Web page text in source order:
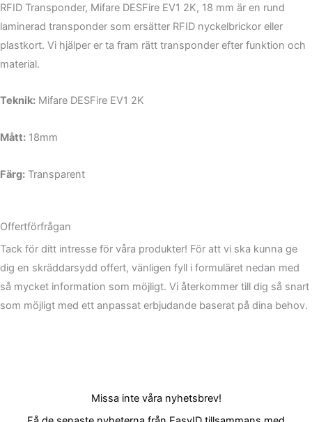
RFID Transponder, Mifare DESFire EV1 2K, 18 mm är en rund
laminerad transponder som ersätter RFID nyckelbrickor eller
plastkort. Vi hjälper er ta fram rätt transponder efter funktion och
material.
Teknik: Mifare DESFire EV1 2K
Mått: 18mm
Färg: Transparent
Offertförfrågan
Tack för ditt intresse för våra produkter! För att vi ska kunna ge
dig en skräddarsydd offert, vänligen fyll i formuläret nedan med
så mycket information som möjligt. Vi återkommer till dig så snart
som möjligt med ett anpassat erbjudande baserat på dina behov.
Missa inte våra nyhetsbrev!